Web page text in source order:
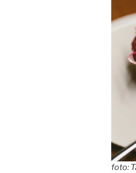
foto: